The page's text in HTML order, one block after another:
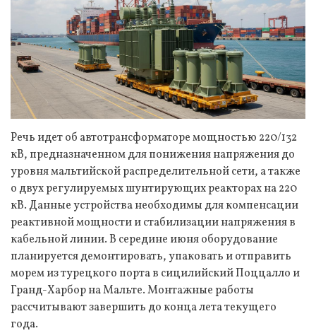
Речь идет об автотрансформаторе мощностью 220/132
кВ, предназначенном для понижения напряжения до
уровня мальтийской распределительной сети, а также
о двух регулируемых шунтирующих реакторах на 220
кВ. Данные устройства необходимы для компенсации
реактивной мощности и стабилизации напряжения в
кабельной линии. В середине июня оборудование
планируется демонтировать, упаковать и отправить
морем из турецкого порта в сицилийский Поццалло и
Гранд-Харбор на Мальте. Монтажные работы
рассчитывают завершить до конца лета текущего
года.